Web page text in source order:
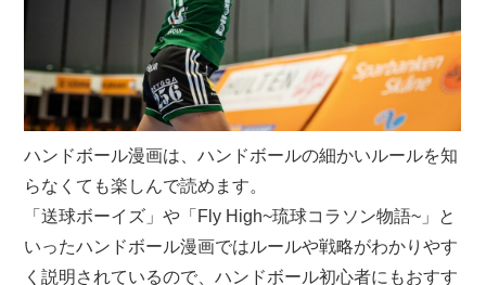
ハンドボール漫画は、ハンドボールの細かいルールを知
らなくても楽しんで読めます。
「送球ボーイズ」や「Fly High~琉球コラソン物語~」と
いったハンドボール漫画ではルールや戦略がわかりやす
く説明されているので、ハンドボール初心者にもおすす